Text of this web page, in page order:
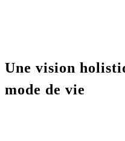
Une vision
mode de vie